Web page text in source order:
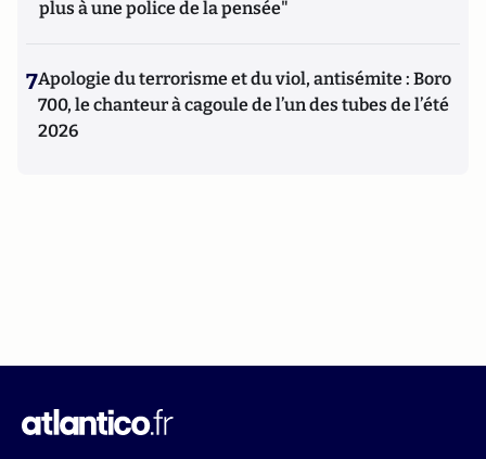
plus à une police de la pensée"
7Apologie du terrorisme et du viol, antisémite : Boro
700, le chanteur à cagoule de l’un des tubes de l’été
2026